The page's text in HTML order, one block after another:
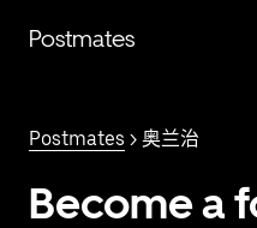
Postmates
Postmates > 奥兰治
Become a